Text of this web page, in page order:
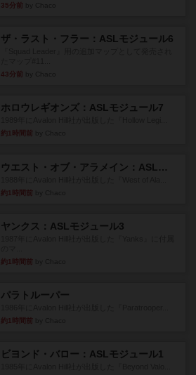
35分前
ザ・ラスト・フラー：ASLモジュール6
43分前
ホロウレギオンズ：ASLモジュール7
約1時間前
ウエスト・オブ・アラメイン：ASLモジュール5
約1時間前
ヤンクス：ASLモジュール3
約1時間前
パラトルーパー
約1時間前
ビヨンド・バロー：ASLモジュール1